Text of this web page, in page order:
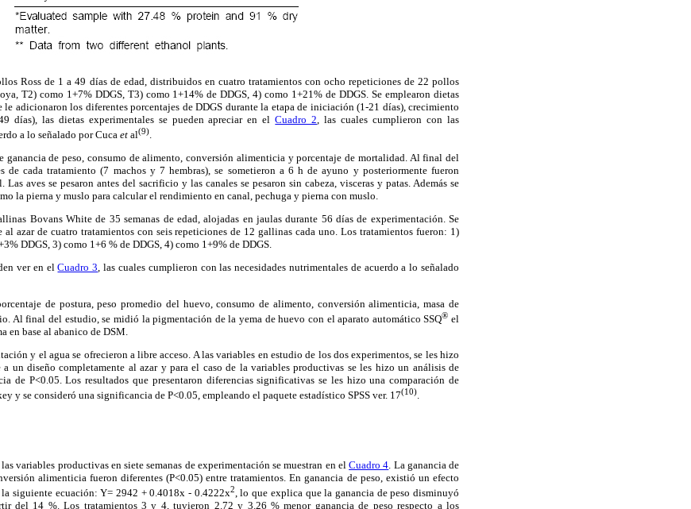
Ross de 1 a 49 días de edad, distribuidos en cuatro tratamientos con ocho repeticiones de 22 pollos
T2) como 1+7% DDGS, T3) como 1+14% de DDGS, 4) como 1+21% de DDGS. Se emplearon dietas
le adicionaron los diferentes porcentajes de DDGS durante la etapa de iniciación (1-21 días), crecimiento
días), las dietas experimentales se pueden apreciar en elCuadro 2 , las cuales cumplieron con las
a lo señalado por Cuca et al(9)
ganancia de peso, consumo de alimento, conversión alimenticia y porcentaje de mortalidad. Al final del
de cada tratamiento (7 machos y 7 hembras), se sometieron a 6 h de ayuno y posteriormente fueron
Las aves se pesaron antes del sacrificio y las canales se pesaron sin cabeza, visceras y patas. Además se
la pierna y muslo para calcular el rendimiento en canal, pechuga y pierna con muslo.
Bovans White de 35 semanas de edad, alojadas en jaulas durante 56 días de experimentación. Se
al azar de cuatro tratamientos con seis repeticiones de 12 gallinas cada uno. Los tratamientos fueron: 1)
DDGS, 3) como 1+6 % de DDGS, 4) como 1+9% de DDGS.
ver en elCuadro 3, las cuales cumplieron con las necesidades nutrimentales de acuerdo a lo señalado
de postura, peso promedio del huevo, consumo de alimento, conversión alimenticia, masa de
Al final del estudio, se midió la pigmentación de la yema de huevo con el aparato automático SSQ® el
en base al abanico de DSM.
y el agua se ofrecieron a libre acceso. A las variables en estudio de los dos experimentos, se les hizo
un diseño completamente al azar y para el caso de la variables productivas se les hizo un análisis de
de P<0.05. Los resultados que presentaron diferencias significativas se les hizo una comparación de
y se consideró una significancia de P<0.05, empleando el paquete estadístico SPSS ver. 17(10).
variables productivas en siete semanas de experimentación se muestran en elCuadro 4. La ganancia de
alimenticia fueron diferentes (P<0.05) entre tratamientos. En ganancia de peso, existió un efecto
siguiente ecuación: Y= 2942 + 0.4018x - 0.4222x2, lo que explica que la ganancia de peso disminuyó
del 14 %. Los tratamientos 3 y 4, tuvieron 2.72 y 3.26 % menor ganancia de peso respecto a los